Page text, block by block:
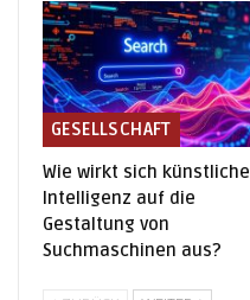
GESELLSCHAFT
Wie wirkt sich künstliche
Intelligenz auf die
Gestaltung von
Suchmaschinen aus?